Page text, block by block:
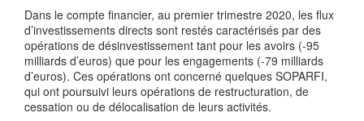
Dans le compte financier, au premier trimestre 2020, les flux
d’investissements directs sont restés caractérisés par des
opérations de désinvestissement tant pour les avoirs (-95
milliards d’euros) que pour les engagements (-79 milliards
d’euros). Ces opérations ont concerné quelques SOPARFI,
qui ont poursuivi leurs opérations de restructuration, de
cessation ou de délocalisation de leurs activités.